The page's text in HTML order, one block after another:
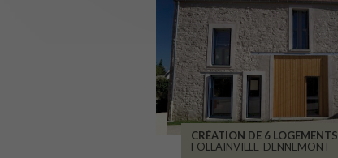
CRÉATION DE 6 LOGEMENTS
FOLLAINVILLE-DENNEMONT